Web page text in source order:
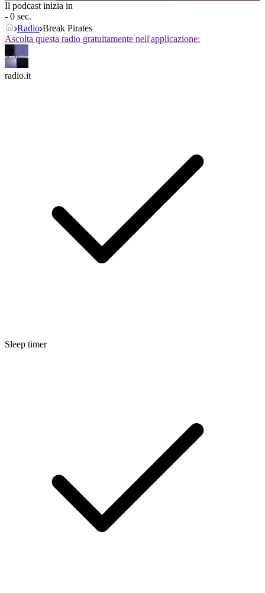
Il podcast inizia in
- 0 sec.
Radio Break Pirates
Ascolta questa radio gratuitamente nell'applicazione:
radio.it
Sleep timer